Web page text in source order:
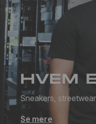
HVEM
Sneakers,
Se mere